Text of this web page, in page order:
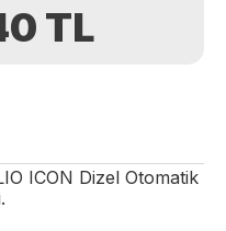
TL
ICON Dizel Otomatik